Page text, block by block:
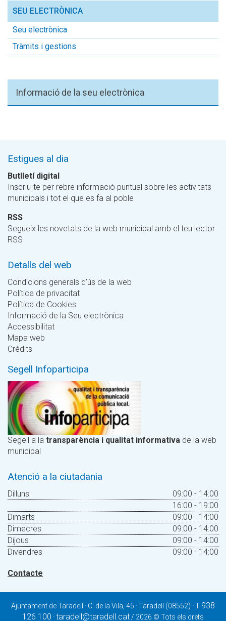
SEU ELECTRÒNICA
Seu electrònica
Tràmits i gestions
Informació de la seu electrònica
Estigues al dia
Butlletí digital
Inscriu-te per rebre informació puntual sobre les activitats
municipals i tot el que es fa al poble
RSS
Segueix les novetats de la web municipal amb el teu lector
RSS
Detalls del web
Condicions generals d'ús de la web
Política de privacitat
Política de Cookies
Informació de la Seu electrònica
Accessibilitat
Mapa web
Crèdits
Segell Infoparticipa
Segell a la transparència i qualitat informativa de la web
municipal
Atenció a la ciutadania
Dilluns
09:00 - 14:00
16:00 - 19:00
Dimarts
09:00 - 14:00
Dimecres
09:00 - 14:00
Dijous
09:00 - 14:00
Divendres
09:00 - 14:00
Contacte
Ajuntament de Taradell · C. de la Vila, 45 · Taradell (08552) · T 938
126 100 ·taradell@taradell.cat/ 2026 © Tots els drets